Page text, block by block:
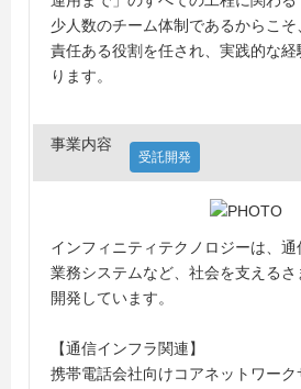
少人数のチーム体制であるからこ
責任ある役割を任され、実践的な
ります。
事業内容
受託開発
インフィニティテクノロジーは、通
業務システムなど、社会を支える
開発しています。
【通信インフラ関連】
携帯電話会社向けコアネットワー